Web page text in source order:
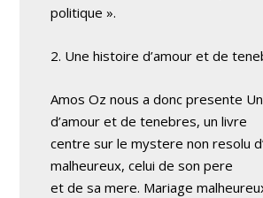
politique ».
2. Une histoire d’amour et de
Amos Oz nous a donc presente
d’amour et de tenebres, un livre
centre sur le mystere non resolu
malheureux, celui de son pere
et de sa mere. Mariage